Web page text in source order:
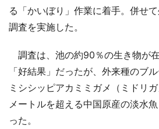
る「かいぼり」作業に着手。併せ
調査を実施した。
調査は、池の約90％の生き物が
「好結果」だったが、外来種のブ
ミシシッピアカミミガメ（ミドリ
メートルを超える中国原産の淡水
った。